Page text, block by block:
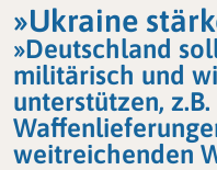
»Ukraine
»Deutschland
militärisch und
unterstützen,
weitreichenden